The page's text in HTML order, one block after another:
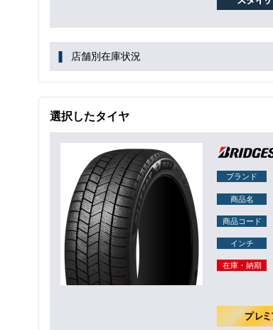
店舗別在庫状況
選択したタイヤ
ブランド
商品名
商品コード
インチ
在庫・納期